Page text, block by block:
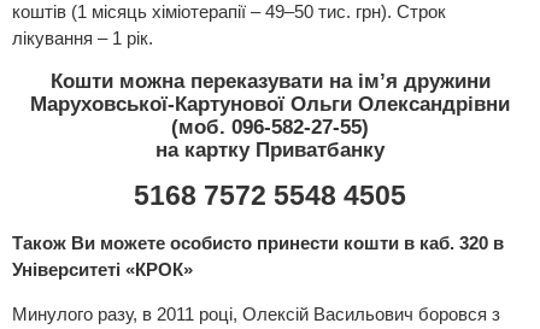
коштів (1 місяць хіміотерапії – 49–50 тис. грн). Строк
лікування – 1 рік.
Кошти можна переказувати на ім’я дружини
Маруховської-Картунової Ольги Олександрівни
(моб. 096-582-27-55)
на картку Приватбанку
5168 7572 5548 4505
Також Ви можете особисто принести кошти в каб. 320 в
Університеті «КРОК»
Минулого разу, в 2011 році, Олексій Васильович боровся з